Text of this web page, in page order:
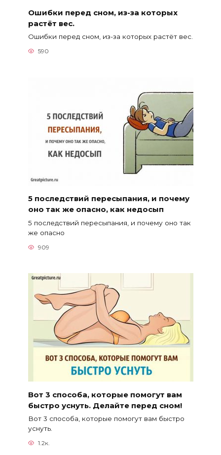
Ошибки перед сном, из-за которых
растёт вес.
Ошибки перед сном, из-за которых растёт вес.
590
5 последствий пересыпания, и почему
оно так же опасно, как недосып
5 последствий пересыпания, и почему оно так
же опасно
909
Вот 3 способа, которые помогут вам
быстро уснуть. Делайте перед сном!
Вот 3 способа, которые помогут вам быстро
уснуть.
1.2к.